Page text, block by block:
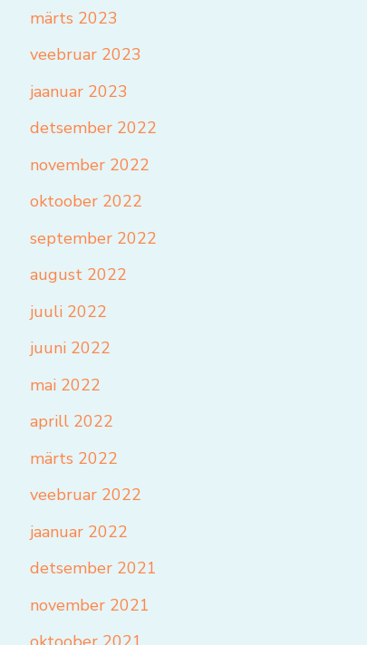
märts 2023
veebruar 2023
jaanuar 2023
detsember 2022
november 2022
oktoober 2022
september 2022
august 2022
juuli 2022
juuni 2022
mai 2022
aprill 2022
märts 2022
veebruar 2022
jaanuar 2022
detsember 2021
november 2021